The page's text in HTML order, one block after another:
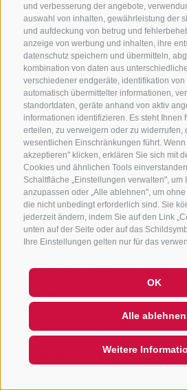
und verbesserung der angebote,
auswahl von inhalten, gewährleistung der
und aufdeckung von betrug und
anzeige von werbung und inhalten, ihre
datenschutz speichern und übermitteln,
kombination von daten aus
verschiedener endgeräte, identifikation
automatisch übermittelter informationen,
standortdaten, geräte anhand von aktiv
informationen identifizieren. Es steht Ihnen
erteilen, zu verweigern oder zu widerrufen,
wesentlichen Einschränkungen führt. Wenn
akzeptieren" klicken, erklären Sie sich mit
Cookies und ähnlichen Tools
Schaltfläche „Einstellungen verwalten", um
anzupassen oder „Alle ablehnen", um
die nicht unbedingt erforderlich sind. Sie
jederzeit ändern, indem Sie auf den Link
unten auf der Seite oder auf das
Ihre Einstellungen gelten nur für das
OK
Alle ablehnen
Weitere
Hi, I'm Sterzi and I can
with any questions you
have about Sterzing, the
surrounding valleys,
Rosskopf mountain.
anything, I'm happy to